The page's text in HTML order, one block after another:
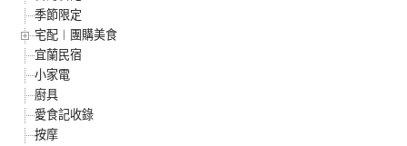
季節限定
宅配︱團購美食
宜蘭民宿
小家電
廚具
愛食記收錄
按摩